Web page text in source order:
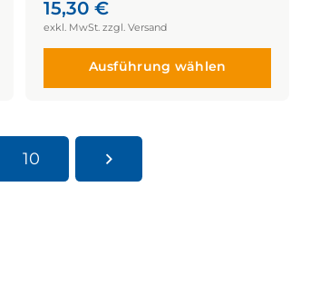
15,30 €
Ausführung wählen
10